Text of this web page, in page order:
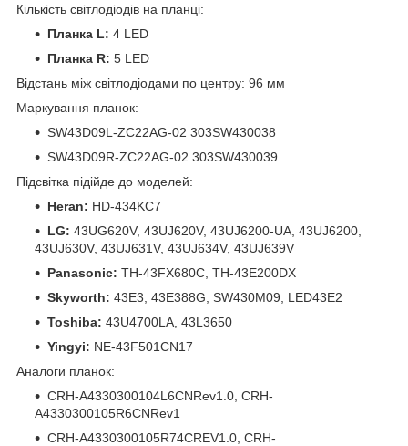
Кількість світлодіодів на планці:
Планка L: 4 LED
Планка R: 5 LED
Відстань між світлодіодами по центру: 96 мм
Маркування планок:
SW43D09L-ZC22AG-02 303SW430038
SW43D09R-ZC22AG-02 303SW430039
Підсвітка підійде до моделей:
Heran: HD-434KC7
LG: 43UG620V, 43UJ620V, 43UJ6200-UA, 43UJ6200,
43UJ630V, 43UJ631V, 43UJ634V, 43UJ639V
Panasonic: TH-43FX680C, TH-43E200DX
Skyworth: 43E3, 43E388G, SW430M09, LED43E2
Toshiba: 43U4700LA, 43L3650
Yingyi: NE-43F501CN17
Аналоги планок:
CRH-A4330300104L6CNRev1.0, CRH-
A4330300105R6CNRev1
CRH-A4330300105R74CREV1.0, CRH-